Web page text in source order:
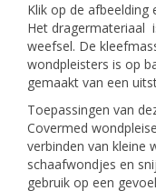
Klik op de afbeelding
Het dragermateriaal
weefsel. De
wondpleisters is op
gemaakt van een
Toepassingen van
Covermed
verbinden van kleine
schaafwondjes en
gebruik op een